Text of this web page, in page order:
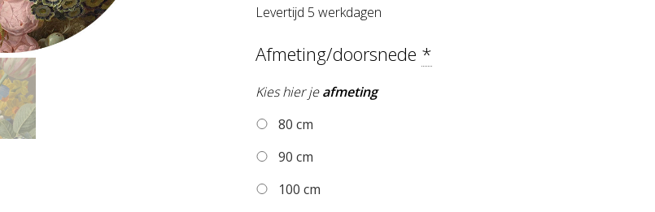
Levertijd 5 werkdagen
Afmeting/doorsnede *
Kies hier jeafmeting
80 cm
90 cm
100 cm